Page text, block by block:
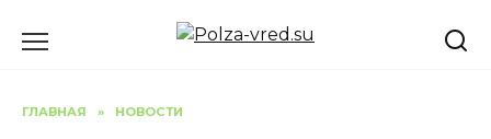
ГЛАВНАЯ » НОВОСТИ